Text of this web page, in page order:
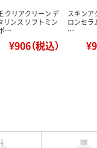
クリアクリーン デ
リンス ソフトミン
…
¥906（税込）
スキン
ロンセラ
…